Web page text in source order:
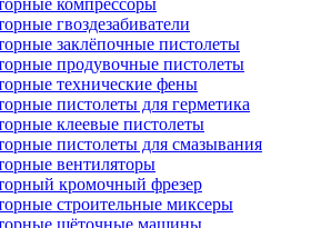
компрессоры
гвоздезабиватели
заклёпочные пистолеты
продувочные пистолеты
технические фены
пистолеты для герметика
клеевые пистолеты
пистолеты для смазывания
вентиляторы
кромочный фрезер
строительные миксеры
щёточные машины